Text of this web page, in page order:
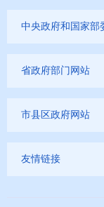
中央政府和国家部
省政府部门网站
市县区政府网站
友情链接